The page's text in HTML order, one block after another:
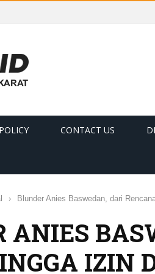
CONTACT US
› Blunder Anies Baswedan, dari
ANIES
IZIN